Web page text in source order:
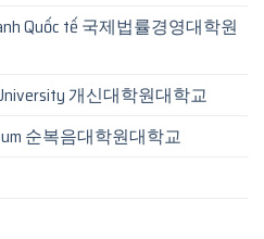
Quốc tế 국제법률경영대학원
개신대학원대학교
순복음대학원대학교